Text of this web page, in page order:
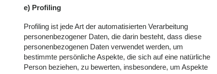
e) Profiling
Profiling ist jede Art der automatisierten Verarbeitung
personenbezogener Daten, die darin besteht, dass diese
personenbezogenen Daten verwendet werden, um
bestimmte persönliche Aspekte, die sich auf eine natürliche
Person beziehen, zu bewerten, insbesondere, um Aspekte